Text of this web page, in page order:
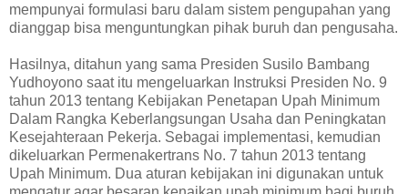
mempunyai formulasi baru dalam sistem pengupahan yang
dianggap bisa menguntungkan pihak buruh dan pengusaha.
Hasilnya, ditahun yang sama Presiden Susilo Bambang
Yudhoyono saat itu mengeluarkan Instruksi Presiden No. 9
tahun 2013 tentang Kebijakan Penetapan Upah Minimum
Dalam Rangka Keberlangsungan Usaha dan Peningkatan
Kesejahteraan Pekerja. Sebagai implementasi, kemudian
dikeluarkan Permenakertrans No. 7 tahun 2013 tentang
Upah Minimum. Dua aturan kebijakan ini digunakan untuk